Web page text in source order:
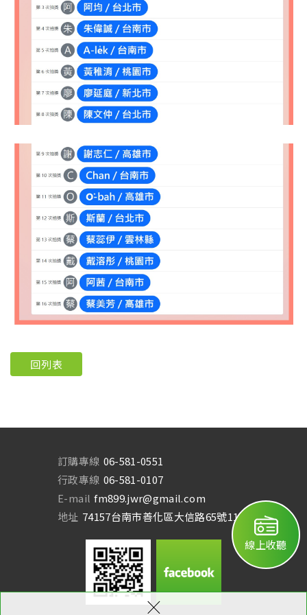
×
回列表
訂購專線 06-581-0551
行政專線 06-581-0107
E-mail fm899.jwr@gmail.com
地址 74157台南市善化區大信路65號11樓
線上收聽